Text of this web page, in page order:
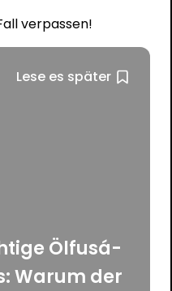
verpassen!
Lese es später
Ölfusá-
Warum der